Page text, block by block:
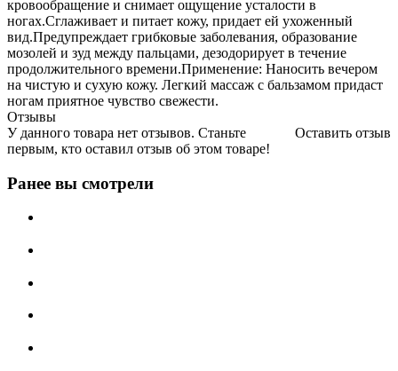
кровообращение и снимает ощущение усталости в
ногах.Сглаживает и питает кожу, придает ей ухоженный
вид.Предупреждает грибковые заболевания, образование
мозолей и зуд между пальцами, дезодорирует в течение
продолжительного времени.Применение: Наносить вечером
на чистую и сухую кожу. Легкий массаж с бальзамом придаст
ногам приятное чувство свежести.
Отзывы
Оставить отзыв
У данного товара нет отзывов. Станьте
первым, кто оставил отзыв об этом товаре!
Ранее вы смотрели